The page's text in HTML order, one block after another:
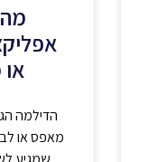
הדילמה
מאפס או